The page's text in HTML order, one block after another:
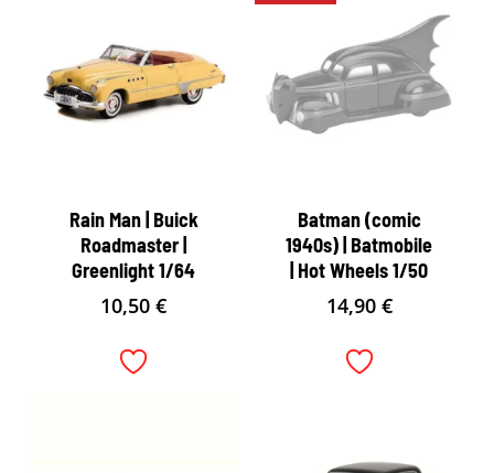
Rain Man | Buick
Roadmaster |
Greenlight 1/64
10,50€
Batman (comic
1940s) | Batmobile
| Hot Wheels 1/50
14,90 €